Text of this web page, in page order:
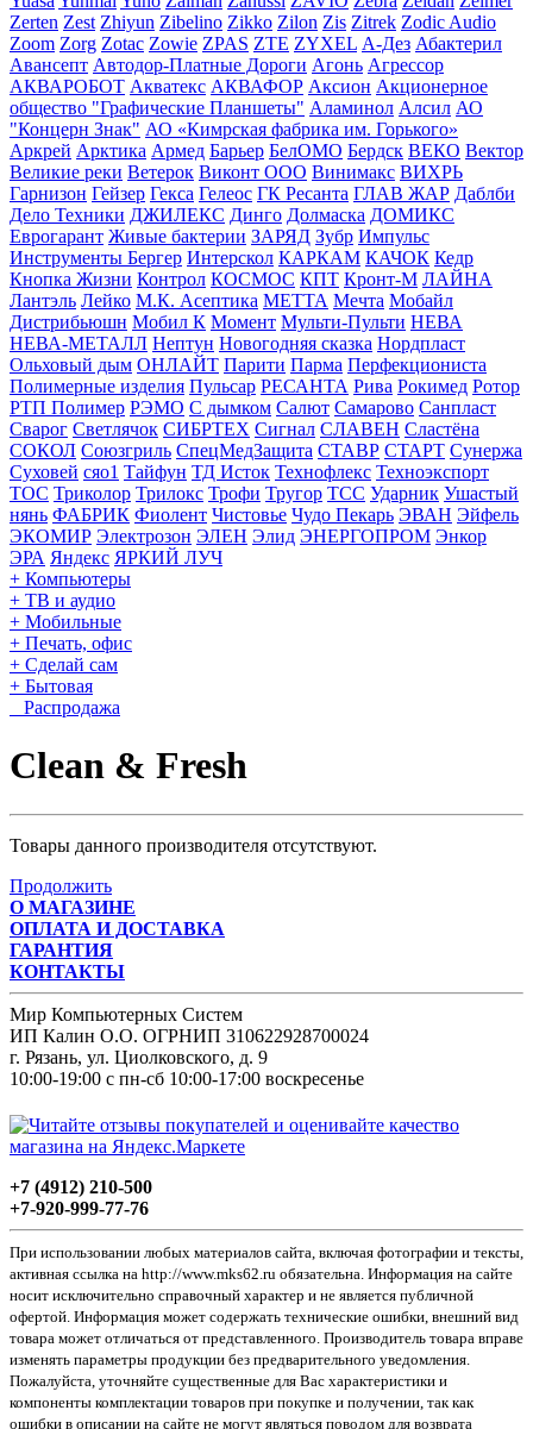
Zerten Zest Zhiyun Zibelino Zikko Zilon Zis Zitrek Zodic Audio
Zoom Zorg Zotac Zowie ZPAS ZTE ZYXEL А-Дез Абактерил
Авансепт Автодор-Платные Дороги Агонь Агрессор
АКВАРОБОТ Акватекс АКВАФОР Аксион Акционерное
общество "Графические Планшеты" Аламинол Алсил АО
"Концерн Знак" АО «Кимрская фабрика им. Горького»
Аркрей Арктика Армед Барьер БелОМО Бердск ВЕКО Вектор
Великие реки Ветерок Виконт ООО Винимакс ВИХРЬ
Гарнизон Гейзер Гекса Гелеос ГК Ресанта ГЛАВ ЖАР Даблби
Дело Техники ДЖИЛЕКС Динго Долмаска ДОМИКС
Еврогарант Живые бактерии ЗАРЯД Зубр Импульс
Инструменты Бергер Интерскол КАРКАМ КАЧОК Кедр
Кнопка Жизни Контрол КОСМОС КПТ Кронт-М ЛАЙНА
Лантэль Лейко М.К. Асептика МЕТТА Мечта Мобайл
Дистрибьюшн Мобил К Момент Мульти-Пульти НЕВА
НЕВА-МЕТАЛЛ Нептун Новогодняя сказка Нордпласт
Ольховый дым ОНЛАЙТ Парити Парма Перфекциониста
Полимерные изделия Пульсар РЕСАНТА Рива Рокимед Ротор
РТП Полимер РЭМО С дымком Салют Самарово Санпласт
Сварог Светлячок СИБРТЕХ Сигнал СЛАВЕН Сластёна
СОКОЛ Союзгриль СпецМедЗащита СТАВР СТАРТ Сунержа
Суховей сяо1 Тайфун ТД Исток Технофлекс Техноэкспорт
ТОС Триколор Трилокс Трофи Тругор ТСС Ударник Ушастый
нянь ФАБРИК Фиолент Чистовье Чудо Пекарь ЭВАН Эйфель
ЭКОМИР Электрозон ЭЛЕН Элид ЭНЕРГОПРОМ Энкор
ЭРА Яндекс ЯРКИЙ ЛУЧ
+ Компьютеры
+ ТВ и аудио
+ Мобильные
+ Печать, офис
+ Сделай сам
+ Бытовая
Распродажа
Clean & Fresh
Товары данного производителя отсутствуют.
Продолжить
О МАГАЗИНЕ
ОПЛАТА И ДОСТАВКА
ГАРАНТИЯ
КОНТАКТЫ
Мир Компьютерных Систем
ИП Калин О.О. ОГРНИП 310622928700024
г. Рязань, ул. Циолковского, д. 9
10:00-19:00 с пн-сб 10:00-17:00 воскресенье
+7 (4912) 210-500
+7-920-999-77-76
При использовании любых материалов сайта, включая фотографии и тексты,
активная ссылка на http://www.mks62.ru обязательна. Информация на сайте
носит исключительно справочный характер и не является публичной
офертой. Информация может содержать технические ошибки, внешний вид
товара может отличаться от представленного. Производитель товара вправе
изменять параметры продукции без предварительного уведомления.
Пожалуйста, уточняйте существенные для Вас характеристики и
компоненты комплектации товаров при покупке и получении, так как
ошибки в описании на сайте не могут являться поводом для возврата